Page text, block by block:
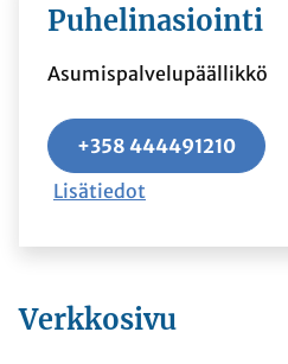
Puhelinasiointi
Asumispalvelupäällikkö
+358 444491210
Lisätiedot
Verkkosivu